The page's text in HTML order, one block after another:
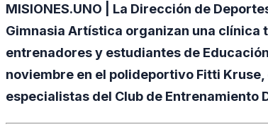
MISIONES.UNO | La Dirección de
Gimnasia Artística organizan una
entrenadores y estudiantes de
noviembre en el polideportivo Fitti
especialistas del Club de Entrenamiento